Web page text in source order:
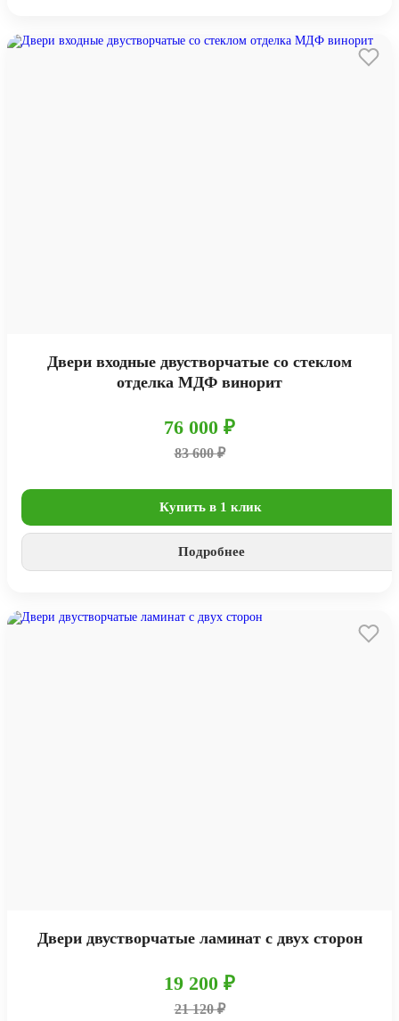
Двери входные двустворчатые со стеклом
отделка МДФ винорит
76 000 ₽
83 600 ₽
Купить в 1 клик
Подробнее
Двери двустворчатые ламинат с двух сторон
19 200 ₽
21 120 ₽